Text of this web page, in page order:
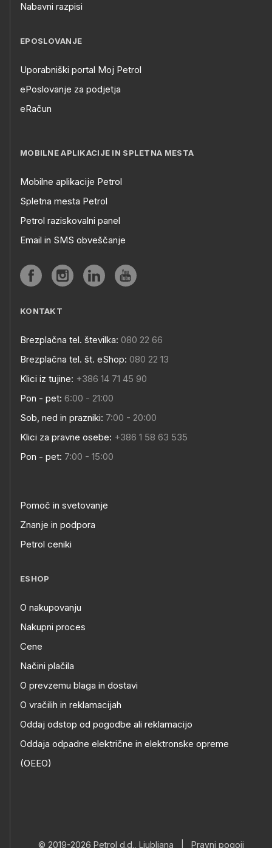
Nabavni razpisi
EPOSLOVANJE
Uporabniški portal Moj Petrol
ePoslovanje za podjetja
eRačun
MOBILNE APLIKACIJE IN SPLETNA MESTA
Mobilne aplikacije Petrol
Spletna mesta Petrol
Petrol raziskovalni panel
Email in SMS obveščanje
KONTAKT
Brezplačna tel. številka: 080 22 66
Brezplačna tel. št. eShop: 080 22 13
Klici iz tujine: +386 14 71 45 90
Pon - pet: 6:00 - 21:00
Sob, ned in prazniki: 7:00 - 20:00
Klici za pravne osebe: +386 1 58 63 535
Pon - pet: 7:00 - 15:00
Pomoč in svetovanje
Znanje in podpora
Petrol ceniki
ESHOP
O nakupovanju
Nakupni proces
Cene
Načini plačila
O prevzemu blaga in dostavi
O vračilih in reklamacijah
Oddaj odstop od pogodbe ali reklamacijo
Oddaja odpadne električne in elektronske opreme
(OEEO)
© 2019-2026 Petrol d.d., Ljubljana Pravni pogoji